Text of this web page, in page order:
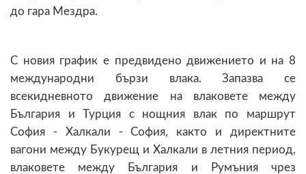
до гара Мездра.
С новия график е предвидено движението и на 8
международни бързи влака. Запазва се
всекидневното движение на влаковете между
България и Турция с нощния влак по маршрут
София - Халкали - София, както и директните
вагони между Букурещ и Халкали в летния период,
влаковете между България и Румъния чрез